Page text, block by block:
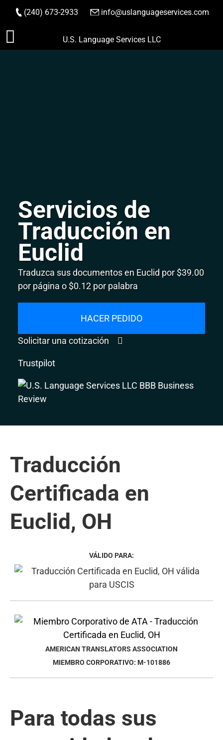
Saltar
(240) 673-2933 info@uslanguageservices.com
HACER PEDIDO
U.S. Language Services LLC
Servicios de
Traducción en
Euclid
Traduzca sus documentos en Euclid por $39.00
por página o $0.12 por palabra
HACER PEDIDO
Solicitar una cotización
Trustpilot
Traducción
Certificada en
Euclid, OH
VÁLIDO PARA:
AMERICAN TRANSLATORS ASSOCIATION
MIEMBRO CORPORATIVO: M-101886
Para todas sus